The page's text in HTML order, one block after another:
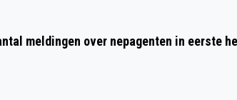
meldingen over nepagenten in eerste